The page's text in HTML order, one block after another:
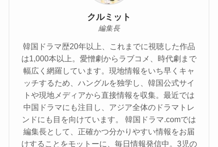
クルミット
編集長
韓国ドラマ歴20年以上、これまでに視聴した作品
は1,000本以上。愛憎劇からラブコメ、時代劇まで
幅広く網羅しています。現地情報をいち早くキャ
ッチするため、ハングルを独学し、韓国公式サイ
トや現地メディアから直接情報を収集。最近では
中国ドラマにも注目し、アジア全体のドラマトレ
ンドにも目を向けています。 韓国ドラマ.comでは
編集長として、正確かつ分かりやすい情報をお届
けすることをモットーに、毎日情報発信中。3児の